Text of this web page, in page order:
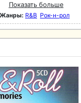
Показать больше
Жанры: R&B Рок-н-poл